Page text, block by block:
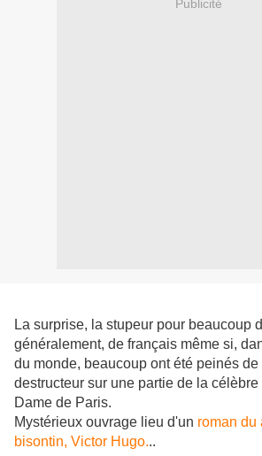
Publicité
La surprise, la stupeur pour beaucoup
généralement, de français même si,
du monde, beaucoup ont été peinés
destructeur sur une partie de la
Dame de Paris.
Mystérieux ouvrage lieu d'un roman du
bisontin, Victor Hugo...